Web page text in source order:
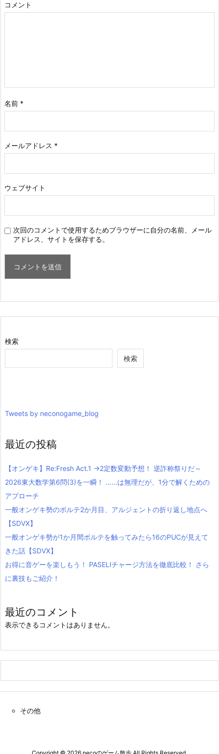
コメント
名前 *
メールアドレス *
ウェブサイト
次回のコメントで使用するためブラウザーに自分の名前、メール
アドレス、サイトを保存する。
検索
検索
Tweets by neconogame_blog
最近の投稿
【オンゲキ】Re:Fresh Act.1 →2定数変動予想！ 逆詐称祭りだ～
2026東大数学第6問(3)を一瞬！ ……は無理だが、1分で解くための
アプローチ
一般オンゲキ勢のボルテ2か月目、アルジェントの折り返し地点へ
【SDVX】
一般オンゲキ勢が1か月間ボルテを触ってみたら16のPUCが見えて
きた話【SDVX】
お得に音ゲーを楽しもう！ PASELIチャージ方法を徹底比較！ さら
に裏技もご紹介！
最近のコメント
表示できるコメントはありません。
その他